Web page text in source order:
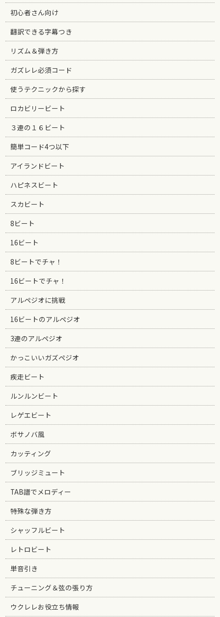
初心者さん向け
翻訳できる字幕つき
リズム＆弾き方
ガズレレ必須コード
使うテクニックから探す
ロカビリービート
３連の１６ビート
簡単コード4つ以下
アイランドビート
ハピネスビート
スカビート
8ビート
16ビート
8ビートでチャ！
16ビートでチャ！
アルペジオに挑戦
16ビートのアルペジオ
3連のアルペジオ
かっこいいガズペジオ
疾走ビート
ルンルンビート
レゲエビート
ボサノバ風
カッティング
ブリッジミュート
TAB譜でメロディー
特殊な弾き方
シャッフルビート
レトロビート
単音引き
チューニング＆弦の張り方
ウクレレお役立ち情報